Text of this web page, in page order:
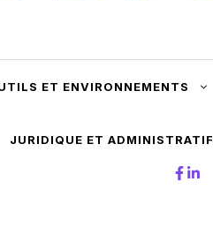
ET ENVIRONNEMENTS
JURIDIQUE ET ADMINISTRATIF